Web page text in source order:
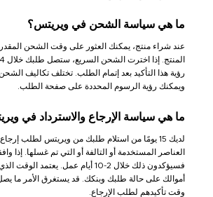
ما هي سياسة الشحن في ويريتس؟
عند شراء منتج، يمكنك العثور على وقت الشحن
رؤية هذا التأكيد بعد إتمام الطلب. تختلف تكاليف
ويمكنك رؤية الرسوم المحددة على صفحة الطلب.
ما هي سياسة الإرجاع والاسترداد في
لديك 15 يومًا من استلام طلبك من ويريتس لطلب
العناصر المستخدمة أو التالفة أو التي تم غسلها. إذا
فسيؤكدون ذلك خلال 2-10 أيام عمل. يعتمد
وقت تأكيدهم لطلب الإرجاع.